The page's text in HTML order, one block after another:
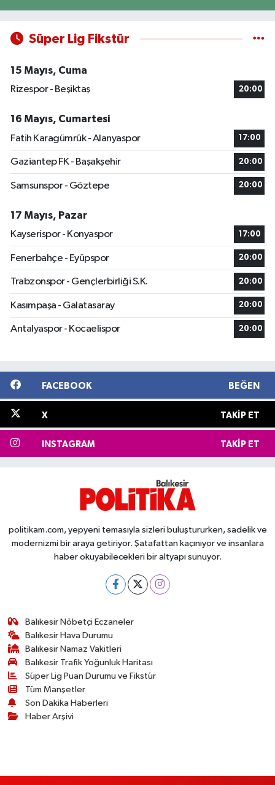
Süper Lig Fikstür
15 Mayıs, Cuma
Rizespor - Beşiktaş
20:00
16 Mayıs, Cumartesi
Fatih Karagümrük - Alanyaspor
17:00
Gaziantep FK - Başakşehir 20:00
Samsunspor - Göztepe 20:00
17 Mayıs, Pazar
Kayserispor - Konyaspor
17:00
Fenerbahçe - Eyüpspor 20:00
Trabzonspor - Gençlerbirliği S.K. 20:00
Kasımpaşa - Galatasaray 20:00
Antalyaspor - Kocaelispor 20:00
FACEBOOK BEĞEN
X TAKIP ET
INSTAGRAM TAKIP ET
politikam.com, yepyeni temasıyla sizleri buluştururken, sadelik ve
modernizmi bir araya getiriyor. Şatafattan kaçınıyor ve insanlara
haber okuyabilecekleri bir altyapı sunuyor.
Balıkesir Nöbetçi Eczaneler
Balıkesir Hava Durumu
Balıkesir Namaz Vakitleri
Balıkesir Trafik Yoğunluk Haritası
Süper Lig Puan Durumu ve Fikstür
Tüm Manşetler
Son Dakika Haberleri
Haber Arşivi